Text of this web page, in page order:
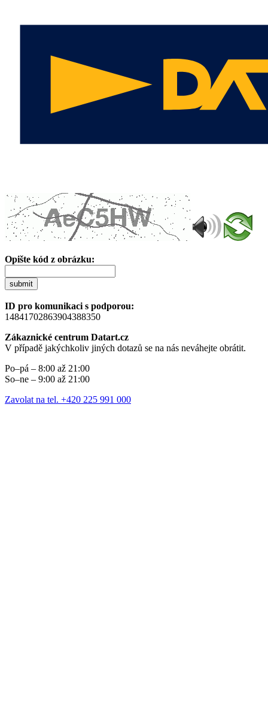
Opište kód z obrázku:
submit
ID pro komunikaci s podporou:
14841702863904388350
Zákaznické centrum Datart.cz
V případě jakýchkoliv jiných dotazů se na nás neváhejte obrátit.
Po–pá – 8:00 až 21:00
So–ne – 9:00 až 21:00
Zavolat na tel. +420 225 991 000